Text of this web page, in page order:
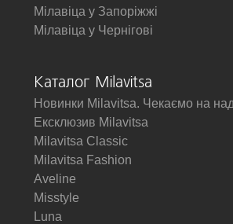
Мілавіца у Запоріжжі
Мілавіца у Чернігові
Каталог Milavitsa
Новинки Milavitsa. Чекаємо на
Ексклюзив Milavitsa
Milavitsa Classic
Milavitsa Fashion
Aveline
Misstyle
Luna